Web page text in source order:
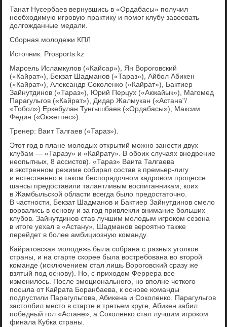
Танат Нусербаев вернувшись в «Ордабасы» получил
необходимую игровую практику и помог клубу завоевать
долгожданные медали.
Сборная молодежи КПЛ
Источник: Prosports.kz
Марсель Исламкулов («Кайсар»), Ян Вороговский
(«Кайрат»), Бекзат Шадманов («Тараз»), Айбол Абикен
(«Кайрат»), Александр Соколенко («Кайрат»), Бактиер
Зайнутдинов («Тараз»), Юрий Перцух («Акжайык»), Магомед
Парагульгов («Кайрат»), Дидар Жалмукан («Астана"/
«Тобол») Еркебулан Тунгышбаев («Ордабасы»), Максим
Федин («Окжетпес»).
Тренер: Ваит Талгаев («Тараз»).
Этот год в плане молодых открытий можно занести двух
клубам — «Таразу» и «Кайрату». В обоих случаях внедрение
неопытных, 8 ассистов). «Тараз» Ваита Талгаева
в экстренном режиме собирал состав в премьер-лигу
и естественно в таком беспорядочном кадровом процессе
шансы предоставили талантливым воспитанникам, коих
в Жамбыльской области всегда было предостаточно.
В частности, Бекзат Шадманов и Бактиер Зайнутдинов смело
ворвались в основу и за год привлекли внимание больших
клубов. Зайнутдинов став лучшим молодым игроком сезона
в итоге уехал в «Астану», Шадманов вероятно также
перейдет в более амбициозную команду.
Кайратовская молодежь была собрана с разных уголков
страны, и на старте скорее была востребована во второй
команде (исключением стал лишь Вороговский сразу же
взятый под основу). Но, с приходом Феррера все
изменилось. После эмоционального, но вполне четкого
посыла от Кайрата Боранбаева, к основе команды
подпустили Парагульгова, Абикена и Соколенко. Парагульгов
застолбил место в старте в третьем круге, Абикен забил
победный гол «Астане», а Соколенко стал лучшим игроком
финала Кубка страны.